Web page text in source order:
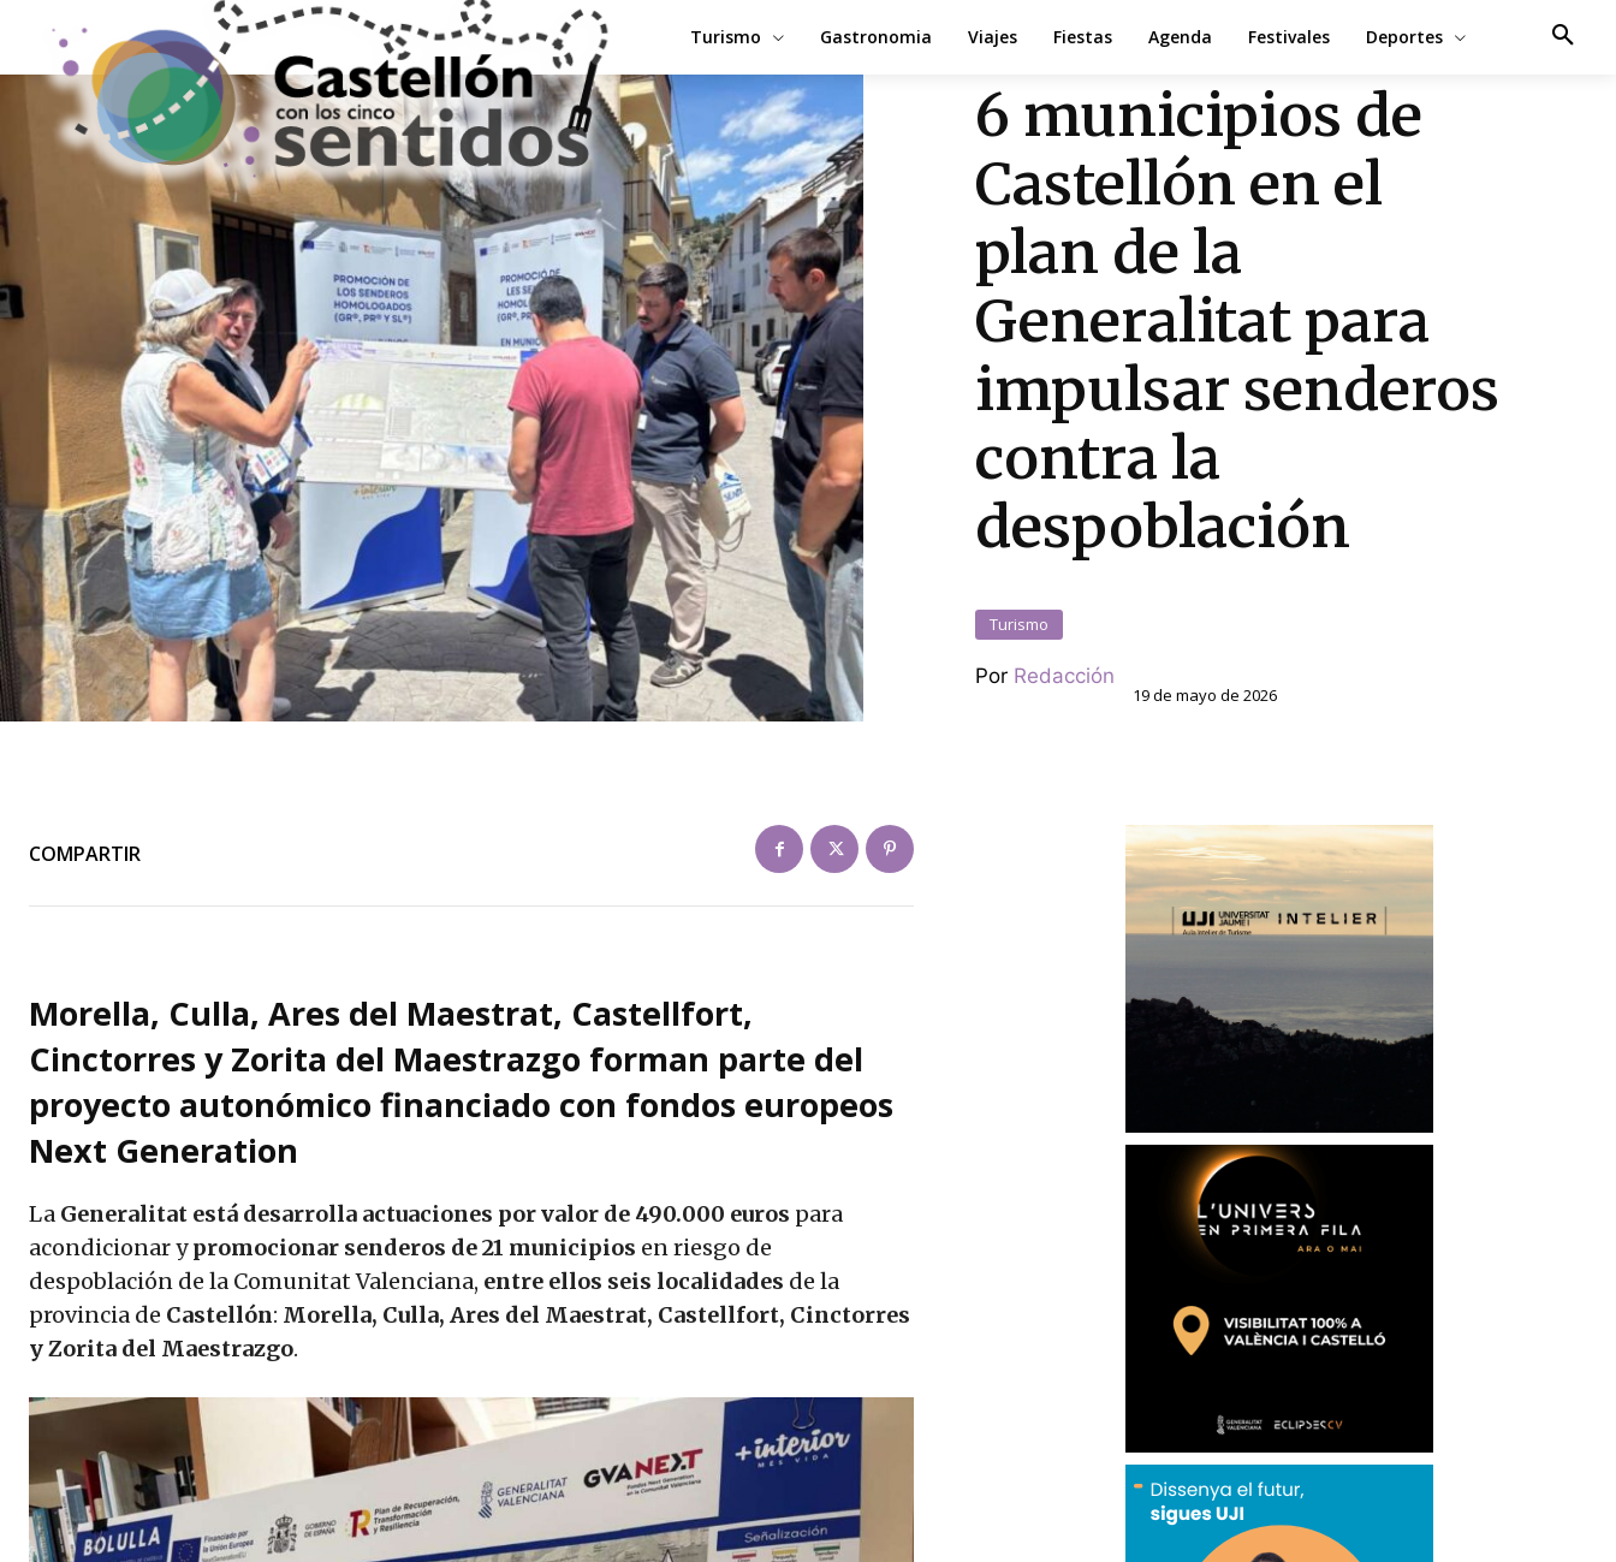
Turismo Gastronomia Viajes Fiestas Agenda Festivales Deportes
6 municipios de
Castellón en el
plan de la
Generalitat para
impulsar senderos
contra la
despoblación
Turismo
Por Redacción
19 de mayo de 2026
COMPARTIR
Morella, Culla, Ares del Maestrat, Castellfort,
Cinctorres y Zorita del Maestrazgo forman parte del
proyecto autonómico financiado con fondos europeos
Next Generation
La Generalitat está desarrolla actuaciones por valor de 490.000 euros para
acondicionar ypromocionar senderos de 21 municipios en riesgo de
despoblación de la Comunitat Valenciana, entre ellos seis localidades de la
provincia de Castellón: Morella, Culla, Ares del Maestrat, Castellfort, Cinctorres
y Zorita del Maestrazgo.